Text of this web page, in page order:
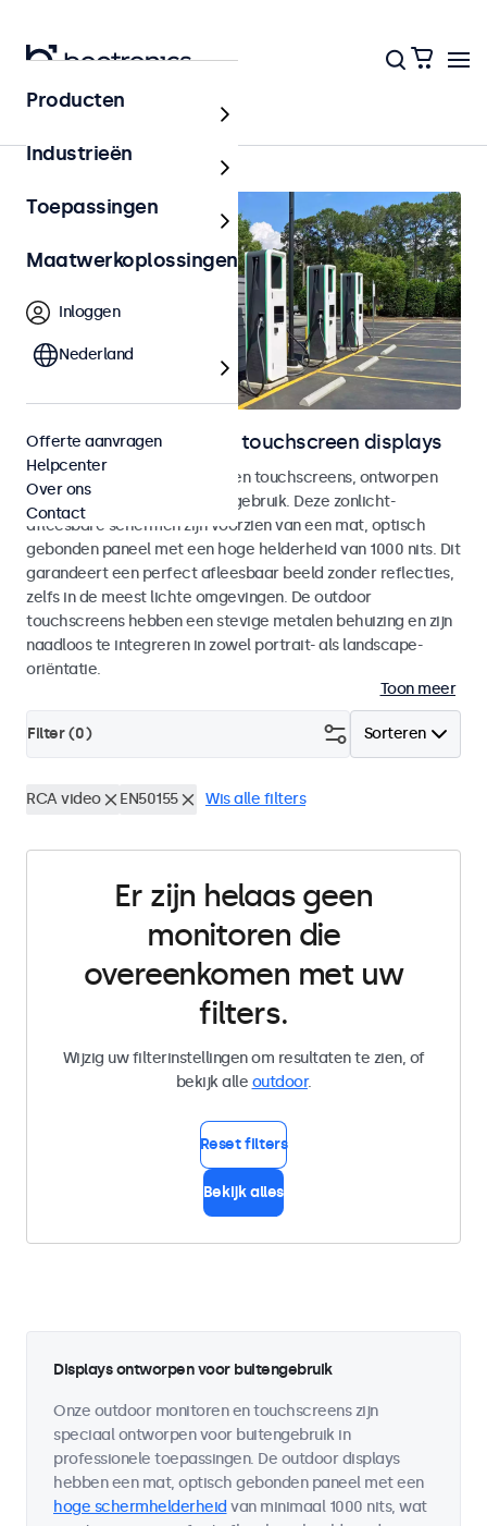
Home
Outdoor monitoren en touchscreen displays
Weersbestendige monitoren en touchscreens, ontworpen
voor zowel binnen- als buitengebruik. Deze zonlicht-
afleesbare schermen zijn voorzien van een mat, optisch
gebonden paneel met een hoge helderheid van 1000 nits. Dit
garandeert een perfect afleesbaar beeld zonder reflecties,
zelfs in de meest lichte omgevingen. De outdoor
touchscreens hebben een stevige metalen behuizing en zijn
naadloos te integreren in zowel portrait- als landscape-
oriëntatie.
Toon meer
Sorteren
Filter (0)
RCA video EN50155 Wis alle filters
Er zijn helaas geen
monitoren die
overeenkomen met uw
filters.
Wijzig uw filterinstellingen om resultaten te zien, of
bekijk alle outdoor.
Reset filters
Bekijk alles
Displays ontworpen voor buitengebruik
Onze outdoor monitoren en touchscreens zijn
speciaal ontworpen voor buitengebruik in
professionele toepassingen. De outdoor displays
hebben een mat, optisch gebonden paneel met een
hoge schermhelderheid van minimaal 1000 nits, wat
Producten
Industrieën
Toepassingen
Maatwerkoplossingen
Inloggen
Nederland
Offerte aanvragen
Helpcenter
Over ons
Contact